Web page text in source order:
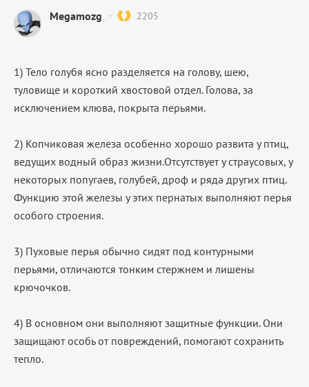
Megamozg 2205
1) Тело голубя ясно разделяется на голову, шею,
туловище и короткий хвостовой отдел. Голова, за
исключением клюва, покрыта перьями.
2) Копчиковая железа особенно хорошо развита у птиц,
ведущих водный образ жизни.Отсутствует у страусовых, у
некоторых попугаев, голубей, дроф и ряда других птиц.
Функцию этой железы у этих пернатых выполняют перья
особого строения.
3) Пуховые перья обычно сидят под контурными
перьями, отличаются тонким стержнем и лишены
крючочков.
4) В основном они выполняют защитные функции. Они
защищают особь от повреждений, помогают сохранить
тепло.